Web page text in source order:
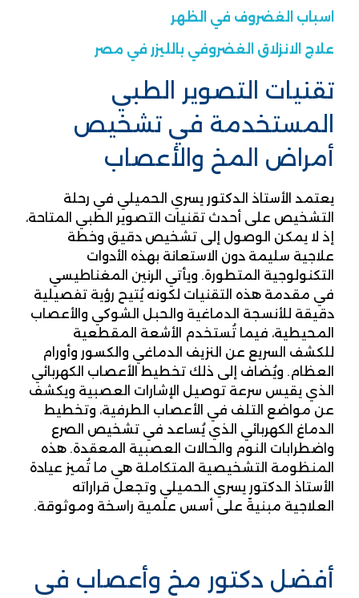
اسباب الغضروف في الظهر
علاج الانزلاق الغضروفي بالليزر في مصر
تقنيات التصوير الطبي
المستخدمة في تشخيص
أمراض المخ والأعصاب
يعتمد الأستاذ الدكتور يسري الحميلي في رحلة
التشخيص على أحدث تقنيات التصوير الطبي المتاحة،
إذ لا يمكن الوصول إلى تشخيص دقيق وخطة
علاجية سليمة دون الاستعانة بهذه الأدوات
التكنولوجية المتطورة. ويأتي الرنين المغناطيسي
في مقدمة هذه التقنيات لكونه يُتيح رؤية تفصيلية
دقيقة للأنسجة الدماغية والحبل الشوكي والأعصاب
المحيطية، فيما تُستخدم الأشعة المقطعية
للكشف السريع عن النزيف الدماغي والكسور وأورام
العظام. ويُضاف إلى ذلك تخطيط الأعصاب الكهربائي
الذي يقيس سرعة توصيل الإشارات العصبية ويكشف
عن مواضع التلف في الأعصاب الطرفية، وتخطيط
الدماغ الكهربائي الذي يُساعد في تشخيص الصرع
واضطرابات النوم والحالات العصبية المعقدة. هذه
المنظومة التشخيصية المتكاملة هي ما تُميز عيادة
الأستاذ الدكتور يسري الحميلي وتجعل قراراته
العلاجية مبنيةً على أسس علمية راسخة وموثوقة.
أفضل دكتور مخ وأعصاب في